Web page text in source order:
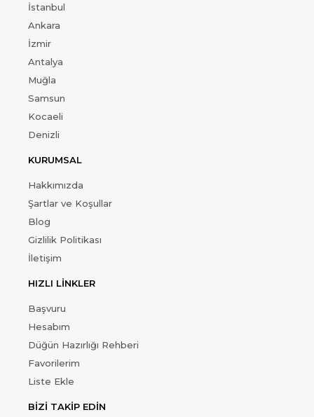
İstanbul
Ankara
İzmir
Antalya
Muğla
Samsun
Kocaeli
Denizli
KURUMSAL
Hakkımızda
Şartlar ve Koşullar
Blog
Gizlilik Politikası
İletişim
HIZLI LİNKLER
Başvuru
Hesabım
Düğün Hazırlığı Rehberi
Favorilerim
Liste Ekle
BİZİ TAKİP EDİN